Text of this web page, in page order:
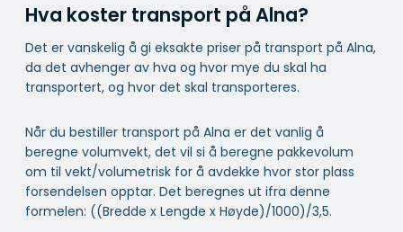
Hva koster transport på Alna?
Det er vanskelig å gi eksakte priser på transport på Alna,
da det avhenger av hva og hvor mye du skal ha
transportert, og hvor det skal transporteres.
Når du bestiller transport på Alna er det vanlig å
beregne volumvekt, det vil si å beregne pakkevolum
om til vekt/volumetrisk for å avdekke hvor stor plass
forsendelsen opptar. Det beregnes ut ifra denne
formelen: ((Bredde x Lengde x Høyde)/1000)/3,5.